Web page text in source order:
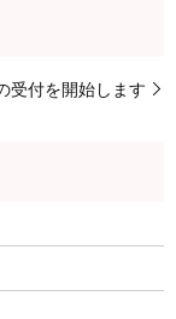
受付を開始します